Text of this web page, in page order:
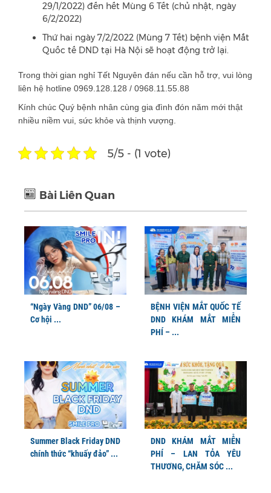
29/1/2022) đến hết Mùng 6 Tết (chủ nhật, ngày
6/2/2022)
Thứ hai ngày 7/2/2022 (Mùng 7 Tết) bệnh viện Mắt
Quốc tế DND tại Hà Nội sẽ hoạt động trở lại.
Trong thời gian nghỉ Tết Nguyên đán nếu cần hỗ trợ, vui lòng
liên hệ hotline 0969.128.128 / 0968.11.55.88
Kính chúc Quý bệnh nhân cùng gia đình đón năm mới thật
nhiều niềm vui, sức khỏe và thịnh vượng.
5/5 - (1 vote)
Bài Liên Quan
“Ngày Vàng DND” 06/08 –
Cơ hội ...
BỆNH VIỆN MẮT QUỐC TẾ
DND KHÁM MẮT MIỄN
PHÍ – ...
Summer Black Friday DND
chính thức “khuấy đảo” ...
DND KHÁM MẮT MIỄN
PHÍ – LAN TỎA YÊU
THƯƠNG, CHĂM SÓC ...